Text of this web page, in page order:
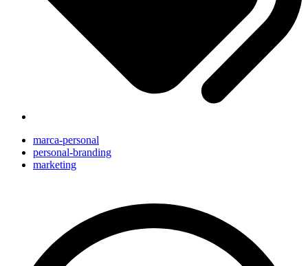
marca-personal
personal-branding
marketing